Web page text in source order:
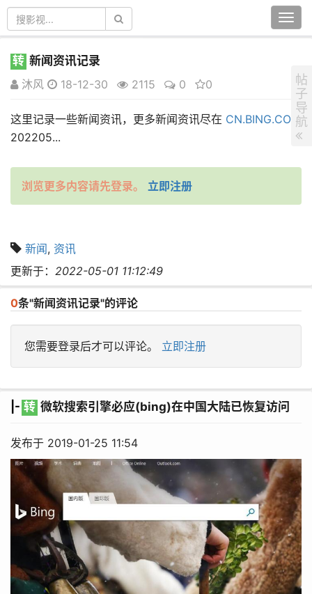
转 新闻资讯记录
沐风
18-12-30 2115 0 0
这里记录一些新闻资讯，更多新闻资讯尽在 CN.BING.COM
202205...
浏览更多内容请先登录。 立即注册
新闻, 资讯
更新于： 2022-05-01 11:12:49
0条"新闻资讯记录"的评论
您需要登录后才可以评论。 立即注册
|- 转 微软搜索引擎必应(bing)在中国大陆已恢复访问
发布于 2019-01-25 11:54
帖
子
导
航